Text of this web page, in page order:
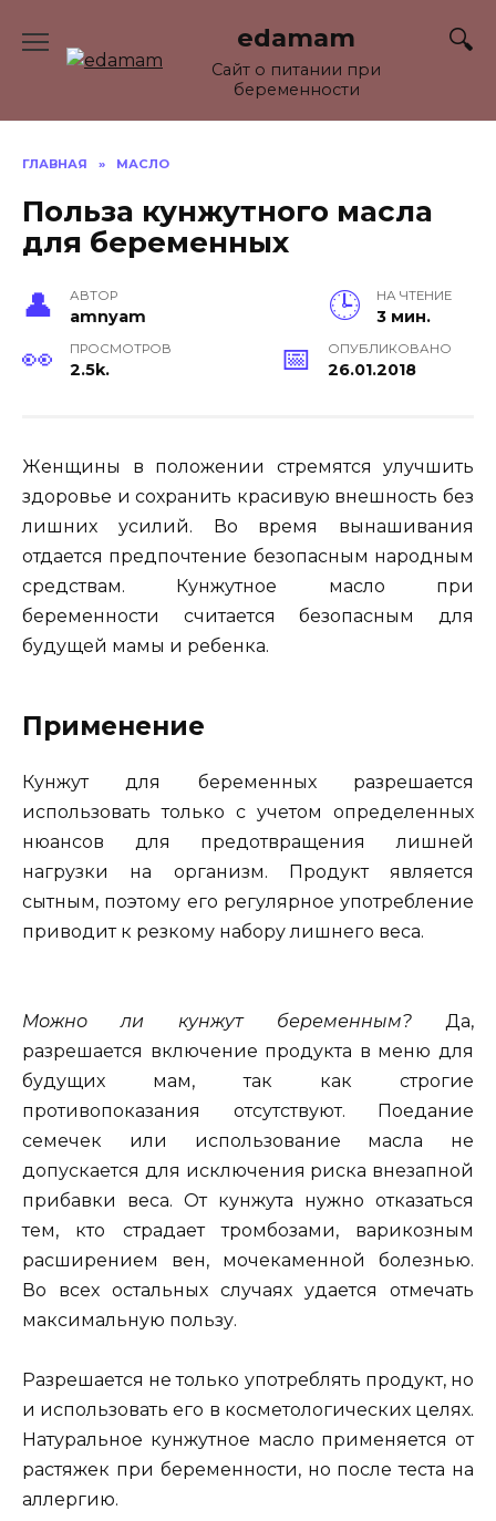
содержанию
edamam
Сайт о питании при
беременности
ГЛАВНАЯ » МАСЛО
Польза кунжутного масла
для беременных
АВТОР
amnyam
НА ЧТЕНИЕ
3 мин.
ПРОСМОТРОВ
2.5k.
ОПУБЛИКОВАНО
26.01.2018
Женщины в положении стремятся улучшить
здоровье и сохранить красивую внешность без
лишних усилий. Во время вынашивания
отдается предпочтение безопасным народным
средствам. Кунжутное масло при
беременности считается безопасным для
будущей мамы и ребенка.
Применение
Кунжут для беременных разрешается
использовать только с учетом определенных
нюансов для предотвращения лишней
нагрузки на организм. Продукт является
сытным, поэтому его регулярное употребление
приводит к резкому набору лишнего веса.
Можно ли кунжут беременным?Да,
разрешается включение продукта в меню для
будущих мам, так как строгие
противопоказания отсутствуют. Поедание
семечек или использование масла не
допускается для исключения риска внезапной
прибавки веса. От кунжута нужно отказаться
тем, кто страдает тромбозами, варикозным
расширением вен, мочекаменной болезнью.
Во всех остальных случаях удается отмечать
максимальную пользу.
Разрешается не только употреблять продукт, но
и использовать его в косметологических целях.
Натуральное кунжутное масло применяется от
растяжек при беременности, но после теста на
аллергию.